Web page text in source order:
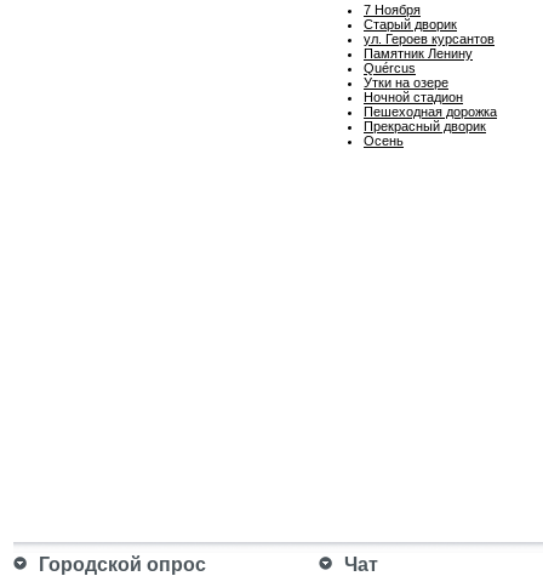
7 Ноября
Старый дворик
ул. Героев курсантов
Памятник Ленину
Quércus
Утки на озере
Ночной стадион
Пешеходная дорожка
Прекрасный дворик
Осень
Городской опрос Чат